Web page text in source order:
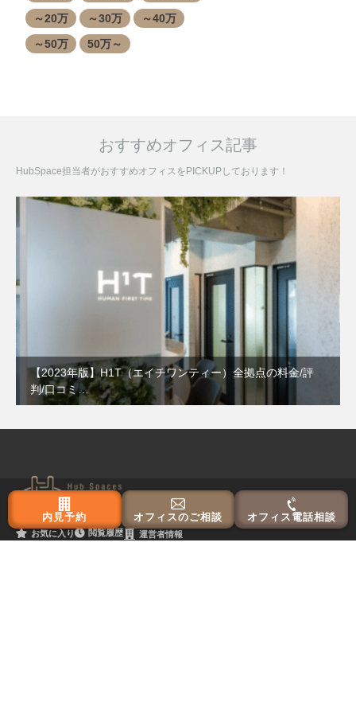
内見予約 オフィスのご相談 オフィス電話相談
～20万
～30万
～40万
～50万
50万～
おすすめオフィス記事
HubSpace担当者がおすすめオフィスをPICKUPしております！
【2023年版】H1T（エイチワンティー）全拠点の料金/評
判/口コミ…
お気に入り 閲覧履歴 運営者情報